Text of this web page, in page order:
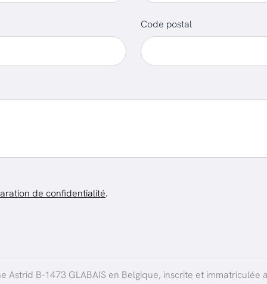
Code postal
de confidentialité.
Astrid B-1473 GLABAIS en Belgique, inscrite et